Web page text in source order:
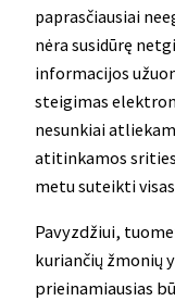
paprasčiausiai
nėra susidūrę
informacijos
steigimas
nesunkiai
atitinkamos
metu suteikti
Pavyzdžiui,
kuriančių žmonių
prieinamiausias